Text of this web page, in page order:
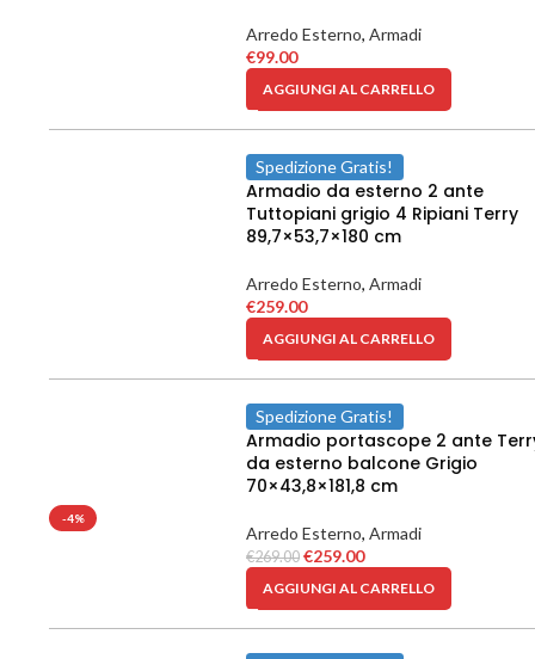
Arredo Esterno, Armadi
€99.00
AGGIUNGI AL CARRELLO
Spedizione Gratis!
Armadio da esterno 2 ante
Tuttopiani grigio 4 Ripiani Terry
89,7×53,7×180 cm
Arredo Esterno, Armadi
€259.00
AGGIUNGI AL CARRELLO
-4%
Spedizione Gratis!
Armadio portascope 2 ante
da esterno balcone Grigio
70×43,8×181,8 cm
Arredo Esterno, Armadi
€269.00 €259.00
AGGIUNGI AL CARRELLO